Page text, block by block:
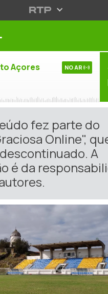
Açores NO AR
fez parte do
Online",
A
é da